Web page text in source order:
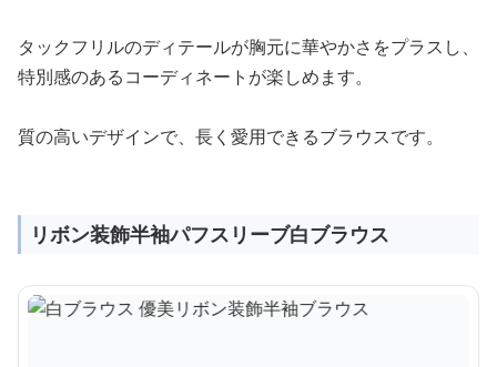
タックフリルのディテールが胸元に華やかさをプラスし、
特別感のあるコーディネートが楽しめます。
質の高いデザインで、長く愛用できるブラウスです。
リボン装飾半袖パフスリーブ白ブラウス